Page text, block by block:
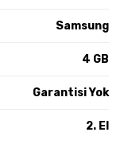
Samsung
4 GB
Garantisi Yok
2. El